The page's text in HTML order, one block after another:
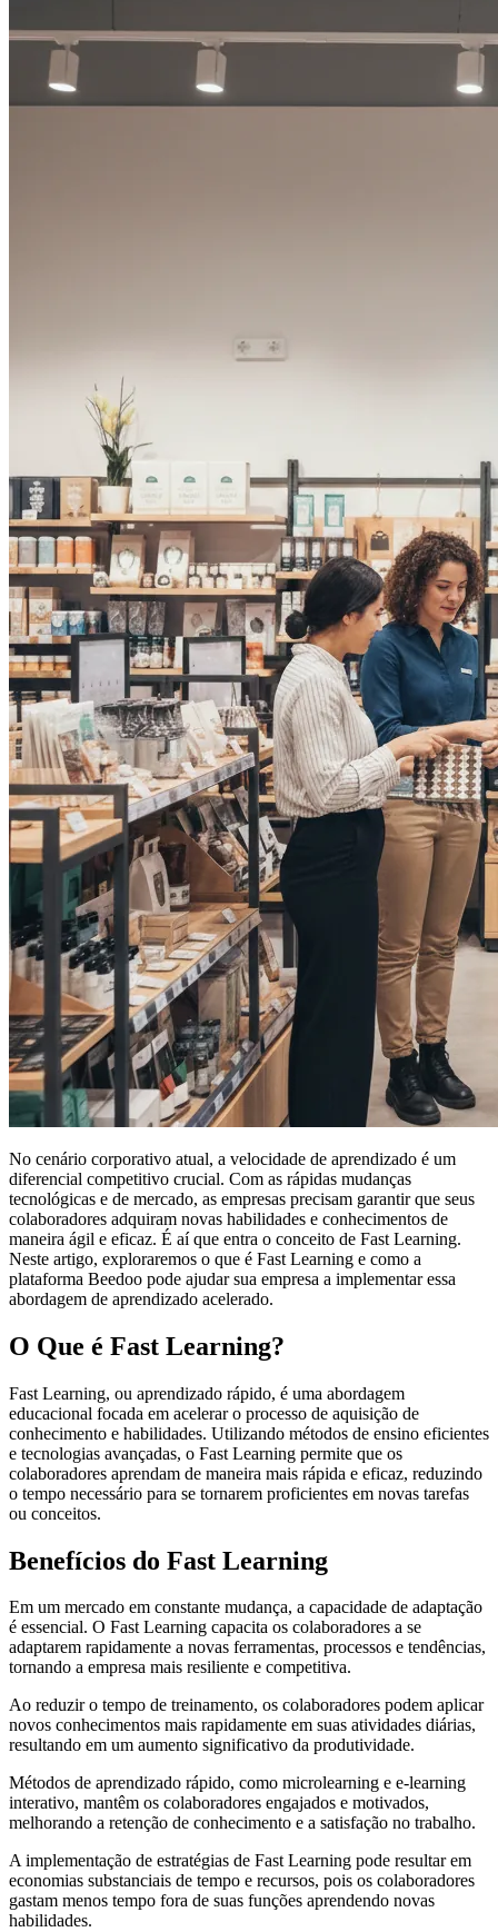
No cenário corporativo atual, a velocidade de aprendizado é um
diferencial competitivo crucial. Com as rápidas mudanças
tecnológicas e de mercado, as empresas precisam garantir que seus
colaboradores adquiram novas habilidades e conhecimentos de
maneira ágil e eficaz. É aí que entra o conceito de Fast Learning.
Neste artigo, exploraremos o que é Fast Learning e como a
plataforma Beedoo pode ajudar sua empresa a implementar essa
abordagem de aprendizado acelerado.
O Que é Fast Learning?
Fast Learning, ou aprendizado rápido, é uma abordagem
educacional focada em acelerar o processo de aquisição de
conhecimento e habilidades. Utilizando métodos de ensino eficientes
e tecnologias avançadas, o Fast Learning permite que os
colaboradores aprendam de maneira mais rápida e eficaz, reduzindo
o tempo necessário para se tornarem proficientes em novas tarefas
ou conceitos.
Benefícios do Fast Learning
Em um mercado em constante mudança, a capacidade de adaptação
é essencial. O Fast Learning capacita os colaboradores a se
adaptarem rapidamente a novas ferramentas, processos e tendências,
tornando a empresa mais resiliente e competitiva.
Ao reduzir o tempo de treinamento, os colaboradores podem aplicar
novos conhecimentos mais rapidamente em suas atividades diárias,
resultando em um aumento significativo da produtividade.
Métodos de aprendizado rápido, como microlearning e e-learning
interativo, mantêm os colaboradores engajados e motivados,
melhorando a retenção de conhecimento e a satisfação no trabalho.
A implementação de estratégias de Fast Learning pode resultar em
economias substanciais de tempo e recursos, pois os colaboradores
gastam menos tempo fora de suas funções aprendendo novas
habilidades.